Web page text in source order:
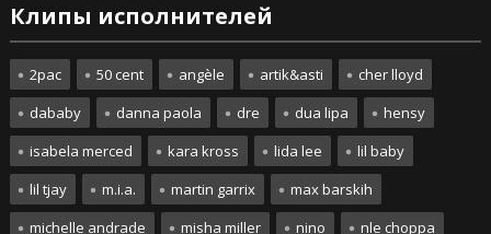
Клипы исполнителей
2pac 50 cent angèle artik&asti
cher lloyd
dababy
danna paola dre dua lipa
hensy
isabela merced
kara kross lida lee
lil baby
lil tjay
m.i.a. martin garrix
max barskih
michelle andrade
misha miller nino nle choppa